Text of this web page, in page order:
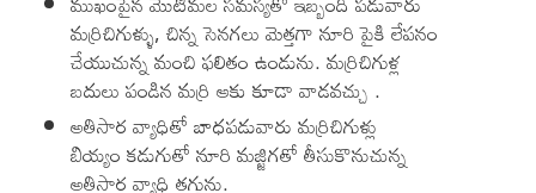
మర్రిచిగుళ్ళు, చిన్న సెనగలు మెత్తగా నూరి పైకి లేపనం
చేయుచున్న మంచి ఫలితం ఉండును. మర్రిచిగుళ్ల
బదులు పండిన మర్రి ఆకు కూడా వాడవచ్చు .
అతిసార వ్యాధితో బాధపడువారు మర్రిచిగుళ్లు
బియ్యం కడుగుతో నూరి మజ్జిగతో తీసుకొనుచున్న
అతిసార వ్యాధి తగ్గును.